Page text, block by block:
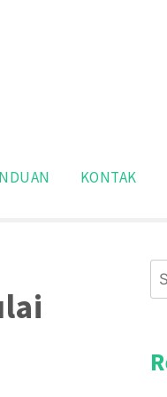
KONTAK
for: